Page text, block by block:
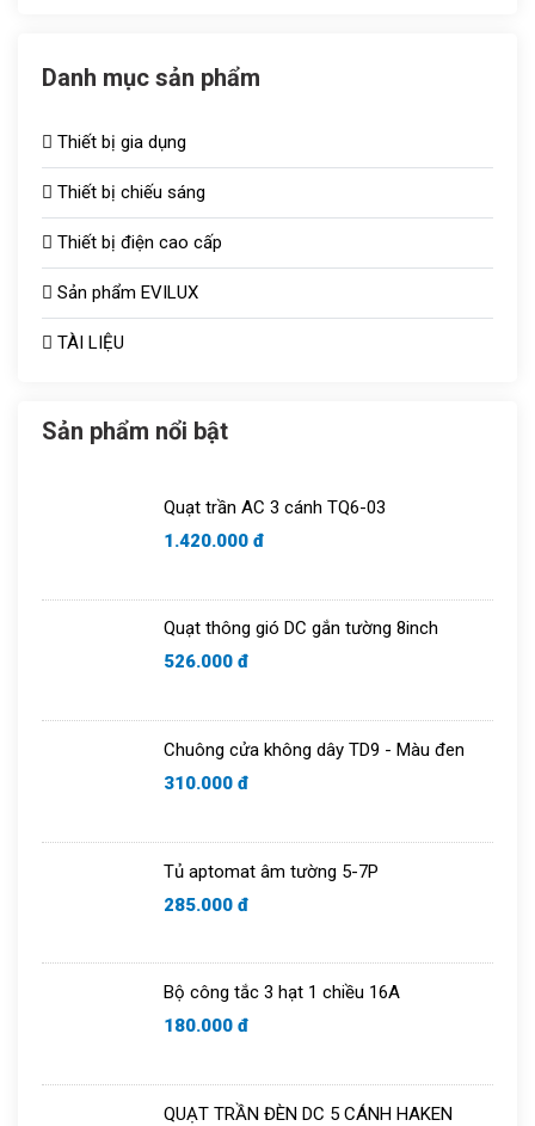
Danh mục sản phẩm
Thiết bị gia dụng
Thiết bị chiếu sáng
Thiết bị điện cao cấp
Đèn chiếu sáng TOT
Công tắc ổ cắm
Quạt thông gió
Sản phẩm EVILUX
Bóng sưởi
Bóng bulb
TÀI LIỆU
Sản phẩm nổi bật
Quạt trần AC 3 cánh TQ6-03
1.420.000 đ
Quạt thông gió DC gắn tường 8inch
526.000 đ
Chuông cửa không dây TD9 - Màu đen
310.000 đ
Tủ aptomat âm tường 5-7P
285.000 đ
Bộ công tắc 3 hạt 1 chiều 16A
180.000 đ
QUẠT TRẦN ĐÈN DC 5 CÁNH HAKEN